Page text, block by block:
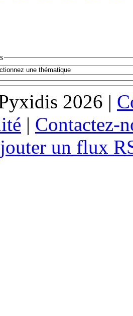
2026 |
| Contactez-
un flux